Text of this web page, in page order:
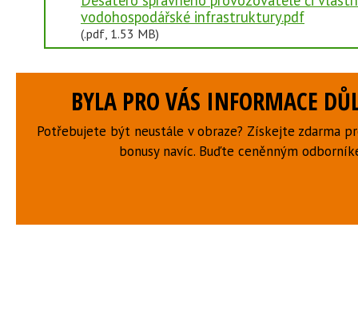
vodohospodářské infrastruktury.pdf
(.pdf, 1.53 MB)
BYLA PRO VÁS INFORMACE
Potřebujete být neustále v obraze? Získejte zdarma
bonusy navíc. Buďte ceněnným